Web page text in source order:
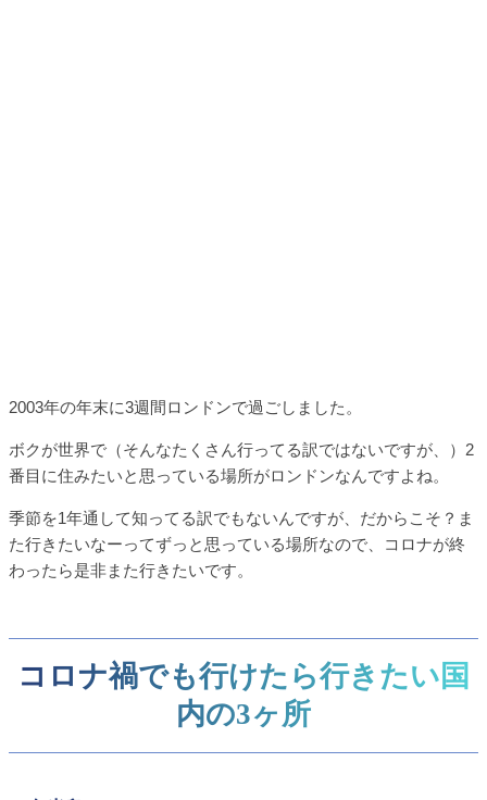
2003年の年末に3週間ロンドンで過ごしました。
ボクが世界で（そんなたくさん行ってる訳ではないですが、）2
番目に住みたいと思っている場所がロンドンなんですよね。
季節を1年通して知ってる訳でもないんですが、だからこそ？ま
た行きたいなーってずっと思っている場所なので、コロナが終
わったら是非また行きたいです。
コロナ禍でも行けたら行きたい国
内の3ヶ所